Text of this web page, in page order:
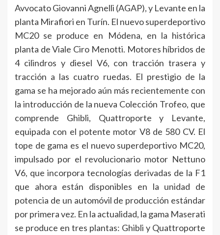
Avvocato Giovanni Agnelli (AGAP), y Levante en la
planta Mirafiori en Turín. El nuevo superdeportivo
MC20 se produce en Módena, en la histórica
planta de Viale Ciro Menotti. Motores híbridos de
4 cilindros y diesel V6, con tracción trasera y
tracción a las cuatro ruedas. El prestigio de la
gama se ha mejorado aún más recientemente con
la introducción de la nueva Colección Trofeo, que
comprende Ghibli, Quattroporte y Levante,
equipada con el potente motor V8 de 580 CV. El
tope de gama es el nuevo superdeportivo MC20,
impulsado por el revolucionario motor Nettuno
V6, que incorpora tecnologías derivadas de la F1
que ahora están disponibles en la unidad de
potencia de un automóvil de producción estándar
por primera vez. En la actualidad, la gama Maserati
se produce en tres plantas: Ghibli y Quattroporte